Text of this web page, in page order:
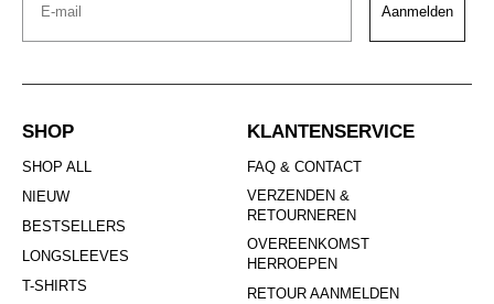
Aanmelden
SHOP
SHOP ALL
NIEUW
BESTSELLERS
LONGSLEEVES
T-SHIRTS
KLANTENSERVICE
FAQ & CONTACT
VERZENDEN &
RETOURNEREN
OVEREENKOMST
HERROEPEN
RETOUR AANMELDEN